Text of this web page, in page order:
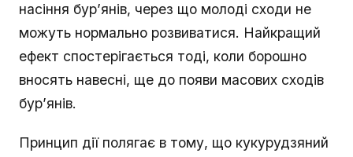
насіння бур’янів, через що молоді сходи не
можуть нормально розвиватися. Найкращий
ефект спостерігається тоді, коли борошно
вносять навесні, ще до появи масових сходів
бур’янів.
Принцип дії полягає в тому, що кукурудзяний